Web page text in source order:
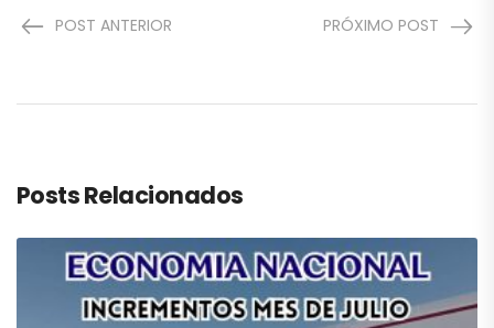
POST ANTERIOR PRÓXIMO POST
Posts Relacionados